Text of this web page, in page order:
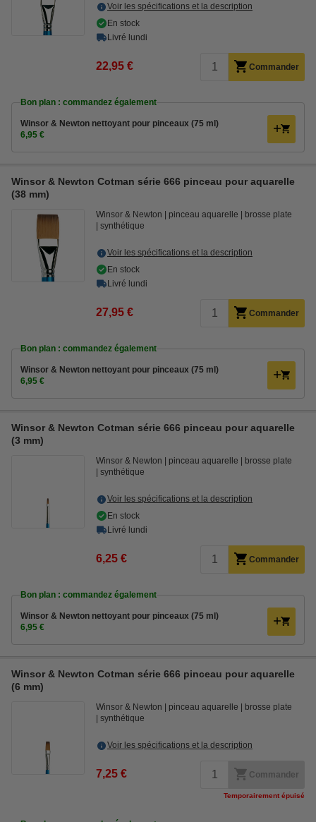
Voir les spécifications et la description
En stock
Livré lundi
22,95 € Commander
Bon plan : commandez également
Winsor & Newton nettoyant pour pinceaux (75 ml)
6,95 €
Winsor & Newton Cotman série 666 pinceau pour aquarelle
(38 mm)
Winsor & Newton pinceau aquarelle
brosse plate
synthétique
Voir les spécifications et la description
En stock
Livré lundi
27,95 € Commander
Bon plan : commandez également
Winsor & Newton nettoyant pour pinceaux (75 ml)
6,95 €
Winsor & Newton Cotman série 666 pinceau pour aquarelle
(3 mm)
Winsor & Newton pinceau aquarelle
brosse plate
synthétique
Voir les spécifications et la description
En stock
Livré lundi
6,25 € Commander
Bon plan : commandez également
Winsor & Newton nettoyant pour pinceaux (75 ml)
6,95 €
Winsor & Newton Cotman série 666 pinceau pour aquarelle
(6 mm)
Winsor & Newton pinceau aquarelle
brosse plate
synthétique
Voir les spécifications et la description
7,25 € Commander
Temporairement épuisé